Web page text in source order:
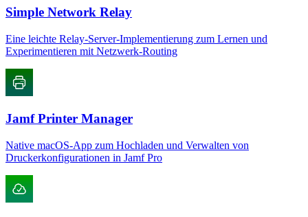
Simple Network Relay
Eine leichte Relay-Server-Implementierung zum Lernen und
Experimentieren mit Netzwerk-Routing
Jamf Printer Manager
Native macOS-App zum Hochladen und Verwalten von
Druckerkonfigurationen in Jamf Pro